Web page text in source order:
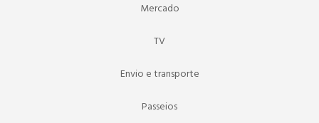
Mercado
TV
Envio e transporte
Passeios